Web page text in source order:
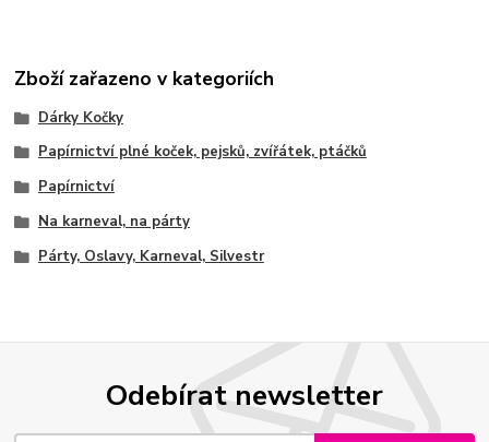
Zboží zařazeno v kategoriích
Dárky Kočky
Papírnictví plné koček, pejsků, zvířátek, ptáčků
Papírnictví
Na karneval, na párty
Párty, Oslavy, Karneval, Silvestr
Odebírat newsletter